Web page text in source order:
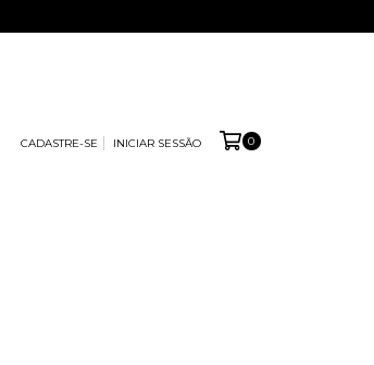
CADASTRE-SE INICIAR SESSÃO 0